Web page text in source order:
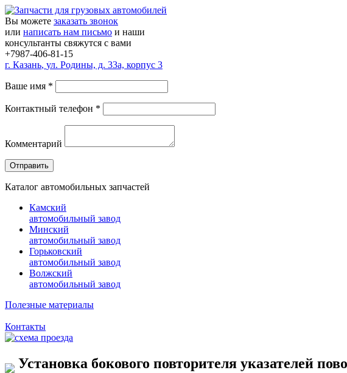
Вы можете заказать звонок
или написать нам письмо и наши
консультанты свяжутся с вами
+7987-406-81-15
г. Казань, ул. Родины, д. 33а, корпус 3
Ваше имя *
Контактный телефон *
Комментарий
Каталог автомобильных запчастей
Камский
автомобильный завод
Минский
автомобильный завод
Горьковский
автомобильный завод
Волжский
автомобильный завод
Полезные материалы
Контакты
Установка бокового повторителя указателей